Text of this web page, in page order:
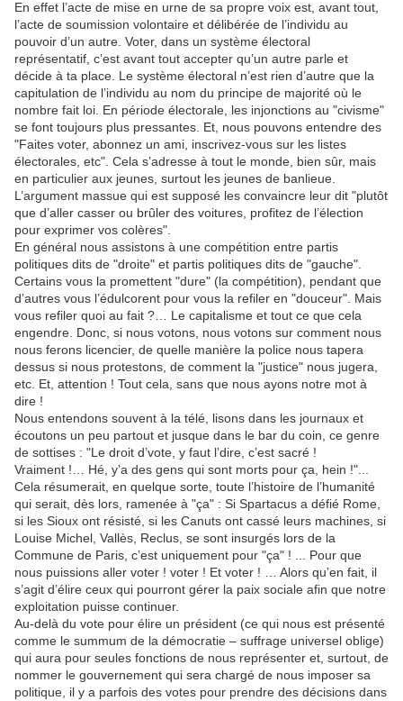
En effet l’acte de mise en urne de sa propre voix est, avant tout,
l’acte de soumission volontaire et délibérée de l’individu au
pouvoir d’un autre. Voter, dans un système électoral
représentatif, c’est avant tout accepter qu’un autre parle et
décide à ta place. Le système électoral n’est rien d’autre que la
capitulation de l’individu au nom du principe de majorité où le
nombre fait loi. En période électorale, les injonctions au "civisme"
se font toujours plus pressantes. Et, nous pouvons entendre des
"Faites voter, abonnez un ami, inscrivez-vous sur les listes
électorales, etc". Cela s’adresse à tout le monde, bien sûr, mais
en particulier aux jeunes, surtout les jeunes de banlieue.
L’argument massue qui est supposé les convaincre leur dit "plutôt
que d’aller casser ou brûler des voitures, profitez de l’élection
pour exprimer vos colères".
En général nous assistons à une compétition entre partis
politiques dits de "droite" et partis politiques dits de "gauche".
Certains vous la promettent "dure" (la compétition), pendant que
d’autres vous l’édulcorent pour vous la refiler en "douceur". Mais
vous refiler quoi au fait ?… Le capitalisme et tout ce que cela
engendre. Donc, si nous votons, nous votons sur comment nous
nous ferons licencier, de quelle manière la police nous tapera
dessus si nous protestons, de comment la "justice" nous jugera,
etc. Et, attention ! Tout cela, sans que nous ayons notre mot à
dire !
Nous entendons souvent à la télé, lisons dans les journaux et
écoutons un peu partout et jusque dans le bar du coin, ce genre
de sottises : "Le droit d’vote, y faut l’dire, c’est sacré !
Vraiment !… Hé, y’a des gens qui sont morts pour ça, hein !"...
Cela résumerait, en quelque sorte, toute l’histoire de l’humanité
qui serait, dès lors, ramenée à "ça" : Si Spartacus a défié Rome,
si les Sioux ont résisté, si les Canuts ont cassé leurs machines, si
Louise Michel, Vallès, Reclus, se sont insurgés lors de la
Commune de Paris, c’est uniquement pour "ça" ! ... Pour que
nous puissions aller voter ! voter ! Et voter ! … Alors qu’en fait, il
s’agit d’élire ceux qui pourront gérer la paix sociale afin que notre
exploitation puisse continuer.
Au-delà du vote pour élire un président (ce qui nous est présenté
comme le summum de la démocratie – suffrage universel oblige)
qui aura pour seules fonctions de nous représenter et, surtout, de
nommer le gouvernement qui sera chargé de nous imposer sa
politique, il y a parfois des votes pour prendre des décisions dans